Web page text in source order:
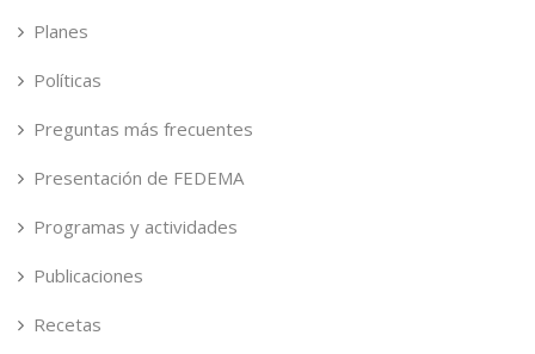
Planes
Políticas
Preguntas más frecuentes
Presentación de FEDEMA
Programas y actividades
Publicaciones
Recetas